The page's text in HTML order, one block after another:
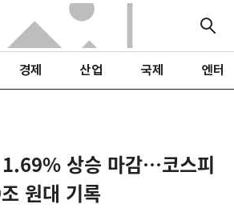
경제 산업 국제 엔터
1.69% 상승 마감…코스피
원대 기록